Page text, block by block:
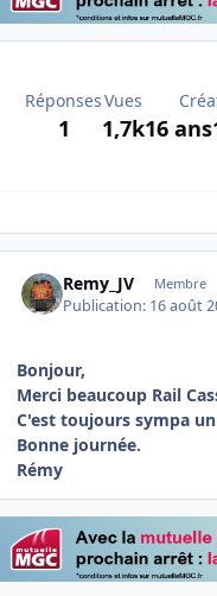
Réponses
1
Vues
1,7k16 ans
Remy_JV Membre
Publication: 16 août
Bonjour,
Merci beaucoup Rail
C'est toujours sympa
Bonne journée.
Rémy